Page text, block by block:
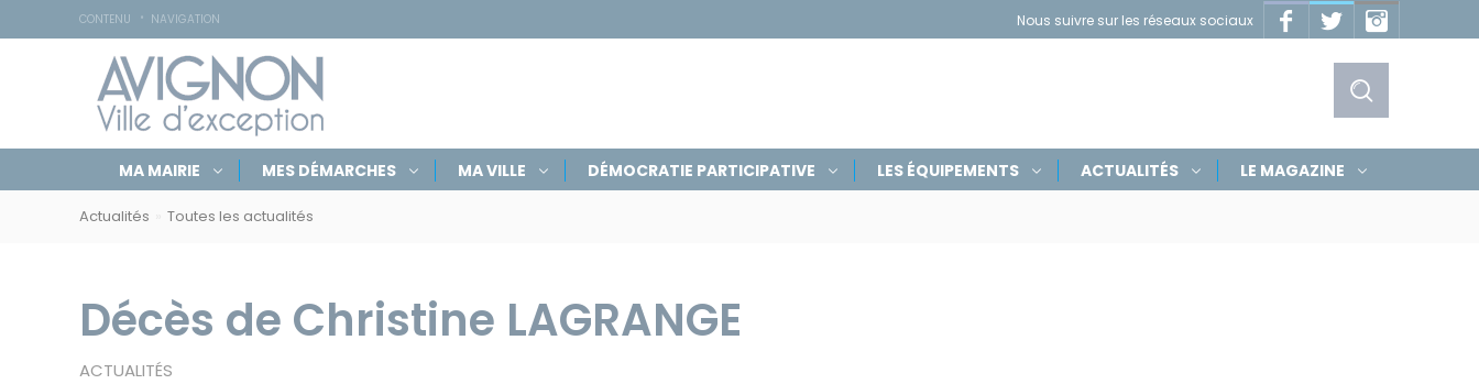
Accessibilité
CONTENU NAVIGATION
Afficher
le
Rechercher
sur
avignon.fr
Masquer
formulaire
de
recherche
Nous suivre sur les réseaux sociaux
Masquer
les
FacebookTwitterInstagram
Navigation
par
rubriques
MA MAIRIE MES DÉMARCHES MA VILLE DÉMOCRATIE PARTICIPATIVE LES ÉQUIPEMENTS ACTUALITÉS LE MAGAZINE
par
Actualités Toutes les actualités
Décès de Christine LAGRANGE
ACTUALITÉS